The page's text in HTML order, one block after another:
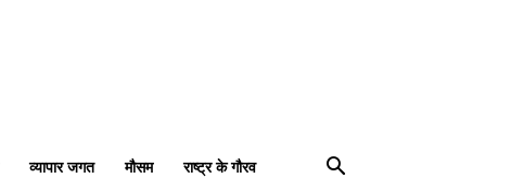
व्यापार जगत मौसम राष्ट्र के गौरव